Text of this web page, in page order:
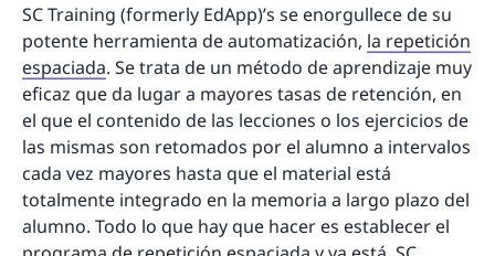
SC Training (formerly EdApp)’s se enorgullece de su
potente herramienta de automatización, la repetición
espaciada. Se trata de un método de aprendizaje muy
eficaz que da lugar a mayores tasas de retención, en
el que el contenido de las lecciones o los ejercicios de
las mismas son retomados por el alumno a intervalos
cada vez mayores hasta que el material está
totalmente integrado en la memoria a largo plazo del
alumno. Todo lo que hay que hacer es establecer el